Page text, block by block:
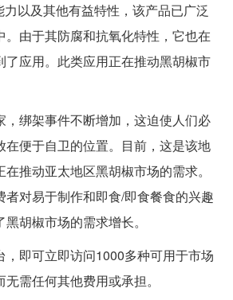
以及其他有益特性，该产品已广泛
。由于其防腐和抗氧化特性，它也在
了应用。此类应用正在推动黑胡椒市
，绑架事件不断增加，这迫使人们必
在便于自卫的位置。目前，这是该地
推动亚太地区黑胡椒市场的需求。
者对易于制作和即食/即食餐食的兴趣
胡椒市场的需求增长。
，即可立即访问1000多种可用于市场
需任何其他费用或承担。